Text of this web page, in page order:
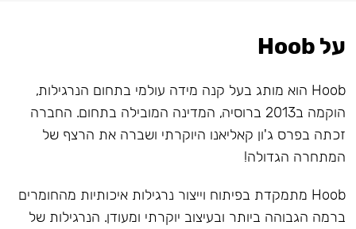
על Hoob
Hoob הוא מותג בעל קנה מידה עולמי בתחום הנרגילות,
הוקמה ב2013 ברוסיה, המדינה המובילה בתחום. החברה
זכתה בפרס ג'ון קאליאנו היוקרתי ושברה את הרצף של
המתחרה הגדולה!
Hoob מתמקדת בפיתוח וייצור נרגילות איכותיות מהחומרים
ברמה הגבוהה ביותר ובעיצוב יוקרתי ומעודן. הנרגילות של